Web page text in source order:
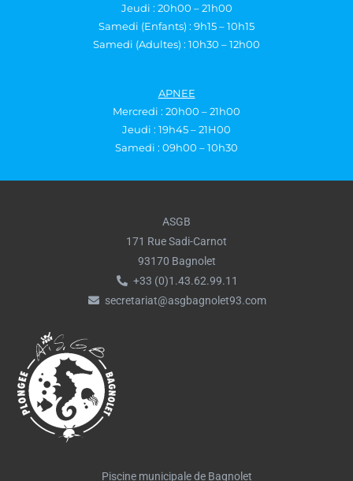
Jeudi : 20h00 – 21h00
Samedi (Enfants) : 9h15 – 10h15
Samedi (Adultes) : 10h30 – 12h00
APNEE
Mercredi : 20h00 – 21h00
Jeudi : 19h45 – 21H00
Samedi : 09h00 – 10h30
ASGB
171 Rue Sadi-Carnot
93170 Bagnolet
+33 (0)1.43.62.99.11
secretariat@asgbagnolet93.com
Piscine municipale de Bagnolet